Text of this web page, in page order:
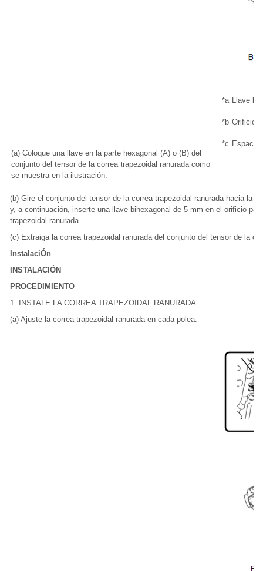
(a) Coloque una llave en la parte hexagonal (A) o (B) del
conjunto del tensor de la correa trapezoidal ranurada como
se muestra en la ilustración.
*a Llave
*b Orificio
*c Espacio
(b) Gire el conjunto del tensor de la correa trapezoidal ranurada hacia la
y, a continuación, inserte una llave bihexagonal de 5 mm en el orificio
trapezoidal ranurada..
(c) Extraiga la correa trapezoidal ranurada del conjunto del tensor de la
InstalaciÓn
INSTALACIÓN
PROCEDIMIENTO
1. INSTALE LA CORREA TRAPEZOIDAL RANURADA
(a) Ajuste la correa trapezoidal ranurada en cada polea.